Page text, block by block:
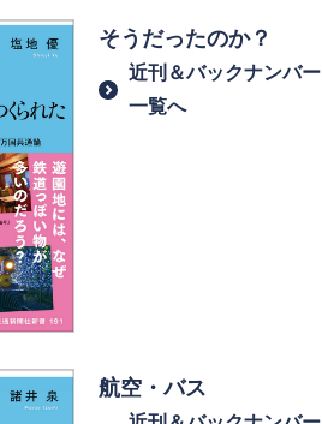
そうだったのか？
近刊＆バックナンバー
一覧へ
航空・バス